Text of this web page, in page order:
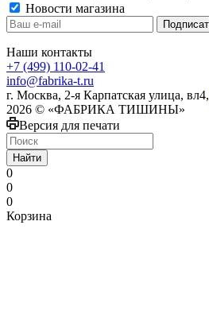
Новости магазина
Наши контакты
+7 (499) 110-02-41
info@fabrika-t.ru
г. Москва, 2-я Карпатская улица, вл4,
2026 © «ФАБРИКА ТИШИНЫ»
Версия для печати
Найти
0
0
0
Корзина